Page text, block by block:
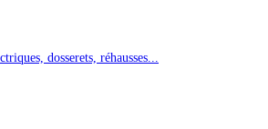
dosserets, réhausses...